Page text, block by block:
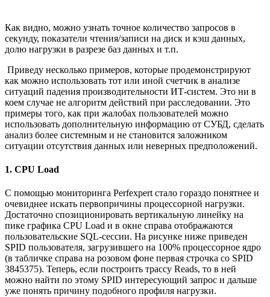
Как видно, можно узнать точное количество запросов в
секунду, показатели чтения/записи на диск и кэш данных,
долю нагрузки в разрезе баз данных и т.п.
Приведу несколько примеров, которые продемонстрируют
как можно использовать тот или иной счетчик в анализе
ситуаций падения производительности ИТ-систем. Это ни в
коем случае не алгоритм действий при расследовании. Это
примеры того, как при жалобах пользователей можно
использовать дополнительную информацию от СУБД, сделать
анализ более системным и не становится заложником
ситуации отсутствия данных или неверных предположений.
1. CPU Load
С помощью мониторинга Perfexpert стало гораздо понятнее и
очевиднее искать первопричины процессорной нагрузки.
Достаточно спозиционировать вертикальную линейку на
пике графика CPU Load и в окне справа отображаются
пользовательские SQL-сессии. На рисунке ниже приведен
SPID пользователя, загрузившего на 100% процессорное ядро
(в табличке справа на розовом фоне первая строчка со SPID
3845375). Теперь, если построить трассу Reads, то в ней
можно найти по этому SPID интересующий запрос и дальше
уже понять причину подобного профиля нагрузки.